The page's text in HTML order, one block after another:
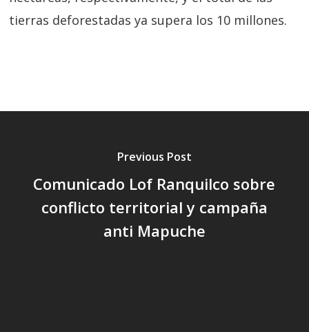
tierras deforestadas ya supera los 10 millones.
Previous Post
Comunicado Lof Ranquilco sobre
conflicto territorial y campaña
anti Mapuche